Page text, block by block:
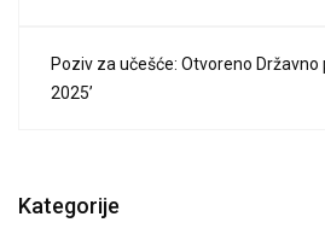
Poziv za učešće: Otvoreno Državno
2025’
Kategorije